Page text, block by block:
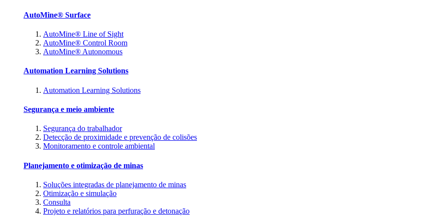
AutoMine® Surface
AutoMine® Line of Sight
AutoMine® Control Room
AutoMine® Autonomous
Automation Learning Solutions
Automation Learning Solutions
Segurança e meio ambiente
Segurança do trabalhador
Detecção de proximidade e prevenção de colisões
Monitoramento e controle ambiental
Planejamento e otimização de minas
Soluções integradas de planejamento de minas
Otimização e simulação
Consulta
Projeto e relatórios para perfuração e detonação